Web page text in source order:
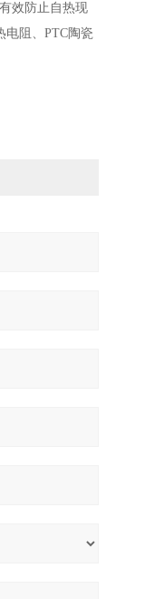
效防止自热现
电阻、PTC陶瓷